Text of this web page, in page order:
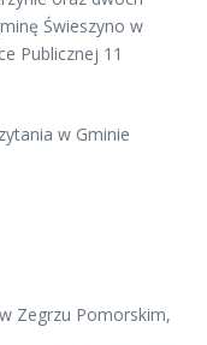
Świeszyno w
Publicznej 11
w Gminie
Zegrzu Pomorskim,